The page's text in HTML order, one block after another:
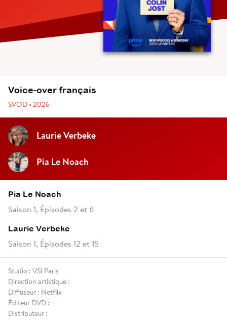
Voice-over français
SVOD • 2026
Laurie Verbeke
Pia Le Noach
Pia Le Noach
Saison 1, Épisodes 2 et 6
Laurie Verbeke
Saison 1, Épisodes 12 et 15
Studio : VSI Paris
Direction artistique :
Diffuseur : Netflix
Éditeur DVD :
Distributeur :